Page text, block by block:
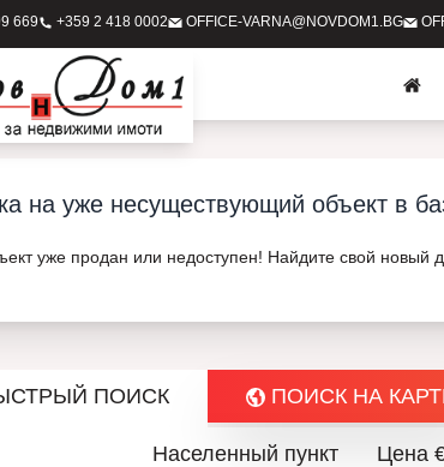
669 +359 2 418 0002 OFFICE-VARNA@NOVDOM1.BG
на уже несуществующий объект в
уже продан или недоступен! Найдите свой новый
ПОИСК ПОИСК НА
Населенный пункт Цена